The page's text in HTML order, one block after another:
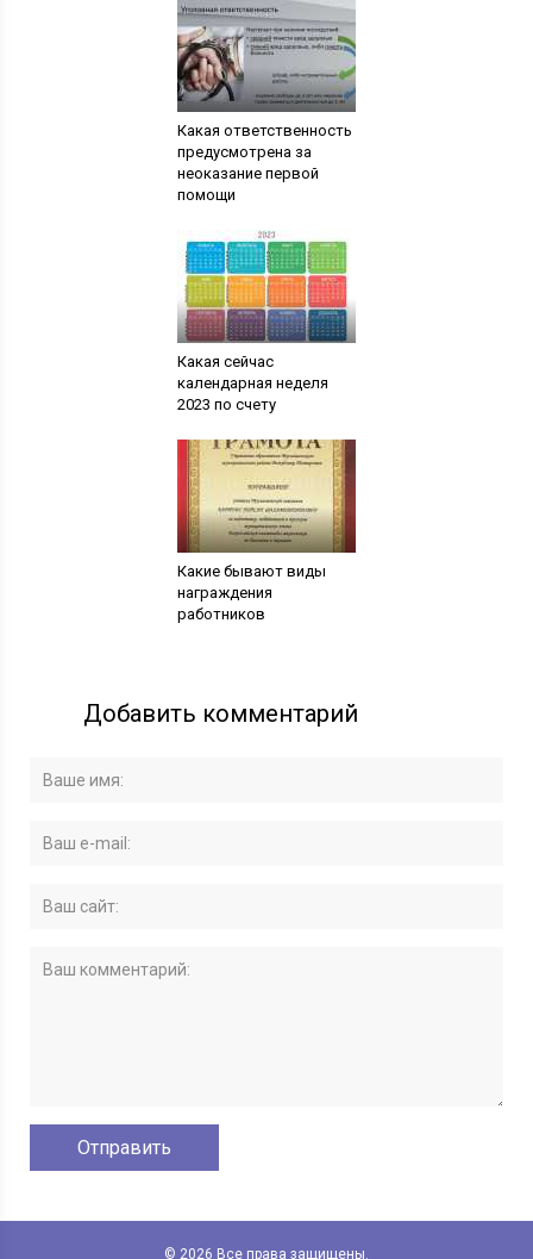
Какая ответственность
предусмотрена за
неоказание первой
помощи
Какая сейчас
календарная неделя
2023 по счету
Какие бывают виды
награждения
работников
Добавить комментарий
© 2026 Все права защищены.